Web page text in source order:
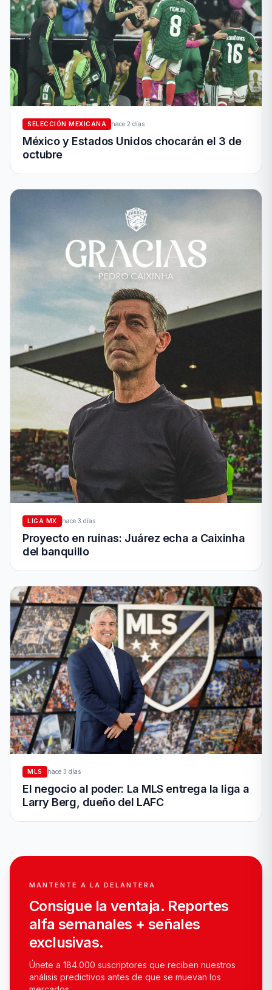
SELECCIÓN MEXICANA hace 2 días
México y Estados Unidos chocarán el 3 de
octubre
LIGA MX hace 3 días
Proyecto en ruinas: Juárez echa a Caixinha
del banquillo
MLS hace 3 días
El negocio al poder: La MLS entrega la liga a
Larry Berg, dueño del LAFC
MANTENTE A LA DELANTERA
Consigue la ventaja. Reportes
alfa semanales + señales
exclusivas.
Únete a 184.000 suscriptores que reciben nuestros
análisis predictivos antes de que se muevan los